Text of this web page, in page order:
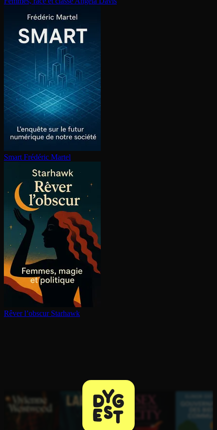
Smart Frédéric Martel
Rêver l’obscur Starhawk